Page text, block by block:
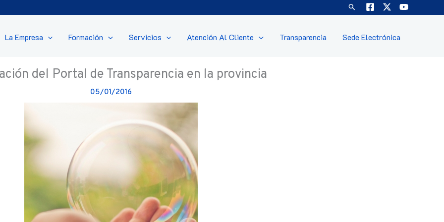
Buscar
La Empresa Formación Servicios Atención Al Cliente Transparencia Sede Electrónica
del Portal de Transparencia en la provincia
05/01/2016